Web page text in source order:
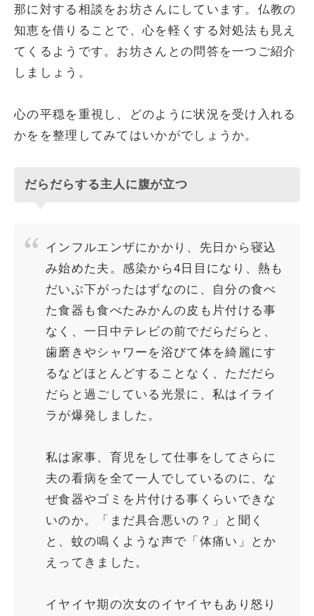
那に対する相談をお坊さんにしています。仏教の
知恵を借りることで、心を軽くする対処法も見え
てくるようです。お坊さんとの問答を一つご紹介
しましょう。
心の平穏を重視し、どのように状況を受け入れる
かをを整理してみてはいかがでしょうか。
だらだらする主人に腹が立つ
インフルエンザにかかり、先日から寝込
み始めた夫。感染から4日目になり、熱も
だいぶ下がったはずなのに、自分の食べ
た食器も食べたみかんの皮も片付ける事
なく、一日中テレビの前でだらだらと、
歯磨きやシャワーを浴びて体を綺麗にす
るなどほとんどすることなく、ただだら
だらと過ごしている光景に、私はイライ
ラが爆発しました。
私は家事、育児をして仕事をしてさらに
夫の看病を全て一人でしているのに、な
ぜ食器やゴミを片付ける事くらいできな
いのか。「まだ具合悪いの？」と聞く
と、蚊の鳴くような声で「体痛い」とか
えってきました。
イヤイヤ期の次女のイヤイヤもあり怒り